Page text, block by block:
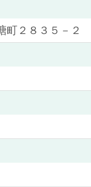
町２８３５－２